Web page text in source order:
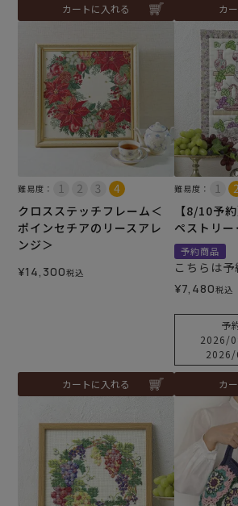
カートに入れる カ
難易度：
クロスステッチフレーム＜
ポインセチアのリースアレ
ンジ＞
¥14,300税込
カートに入れる
難易度：
【8/10予
ペストリ
予約商品
こちらは
¥7,480税込
予
2026/
カ